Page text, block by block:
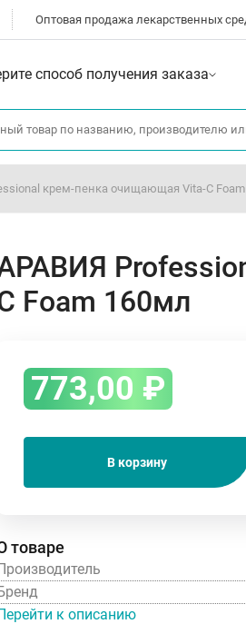
Оптовая продажа лекарственных
способ получения заказа
крем-пенка очищающая Vita-C
Foam 160мл
773,00 ₽
В корзину
товаре
к описанию